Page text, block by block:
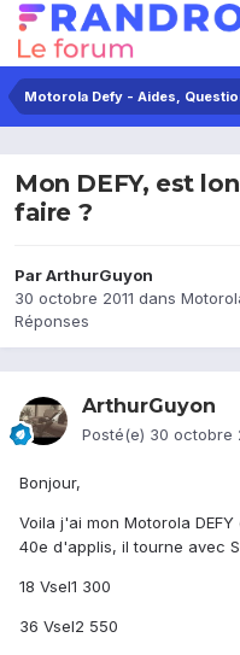
Motorola Defy - Aides,
Mon DEFY, est
faire ?
ParArthurGuyon
30 octobre 2011 dans
Réponses
ArthurGuyon
Posté(e) 30 octobre
Bonjour,
Voila j'ai mon Motorola
40e d'applis, il tourne avec
18 Vsel1 300
36 Vsel2 550